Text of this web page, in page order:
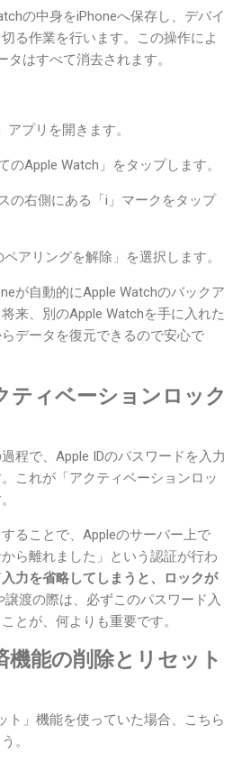
の中身をiPhoneへ保存し、デバイ
る作業を行います。この操作によ
タはすべて消去されます。
プリを開きます。
のApple Watch」をタップします。
の右側にある「i」マークをタップ
ペアリングを解除」を選択します。
が自動的にApple Watchのバックア
来、別のApple Watchを手に入れた
データを復元できるので安心で
ティベーションロック
程で、Apple IDのパスワードを入力
これが「アクティベーションロッ
ることで、Appleのサーバー上で
から離れました」という認証が行わ
力を省略してしまうと、ロックが
譲渡の際は、必ずこのパスワード入
とが、何よりも重要です。
機能の削除とリセット
ト」機能を使っていた場合、こちら
。